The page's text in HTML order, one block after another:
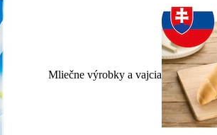
Mliečne výrobky a vajcia